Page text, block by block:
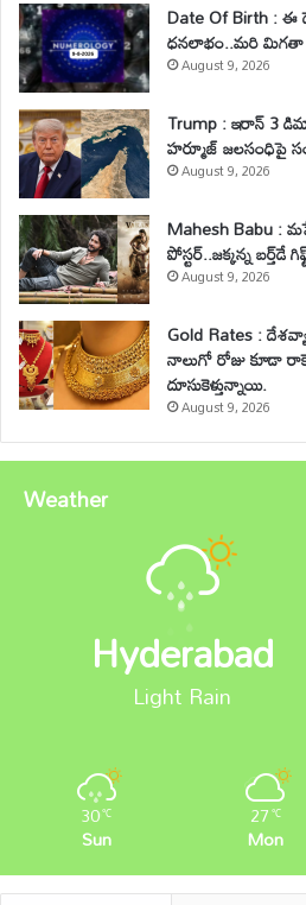
Date Of Birth :
ధనలాభం..మరి
August 9, 2026
Trump : ఇరాన్ 3
హర్మూజ్ జలసంధిపై
August 9, 2026
Mahesh Babu :
పోస్టర్..జక్కన్న
August 9, 2026
Gold Rates :
నాలుగో రోజు కూడా
దూసుకెళ్తున్నాయి.
August 9, 2026
Weather
Hyderabad
Light Rain
30℃
Sun
27℃
Mon